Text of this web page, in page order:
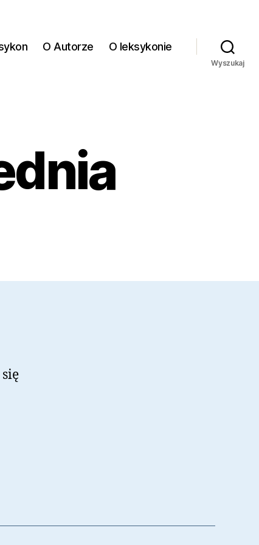
O Autorze O leksykonie
Wyszukaj